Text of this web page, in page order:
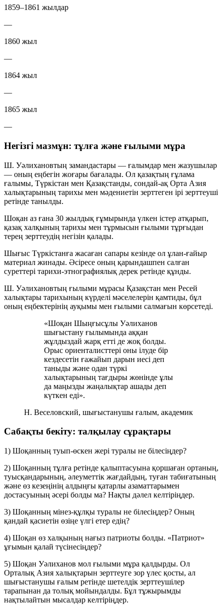
1859–1861 жылдар
—
1860 жыл
—
1864 жыл
—
1865 жыл
—
Негізгі мазмұн: тұлға және ғылыми мұра
Ш. Уәлихановтың замандастары — ғалымдар мен жазушылар
— оның еңбегін жоғары бағалады. Ол қазақтың ғұлама
ғалымы, Түркістан мен Қазақстанды, сондай-ақ Орта Азия
халықтарының тарихы мен мәдениетін зерттеген ірі зерттеуші
ретінде танылды.
Шоқан аз ғана 30 жылдық ғұмырында үлкен істер атқарып,
қазақ халқының тарихы мен тұрмысын ғылыми тұрғыдан
терең зерттеудің негізін қалады.
Шығыс Түркістанға жасаған сапары кезінде ол ұлан-ғайыр
материал жинады. Әсіресе оның қарындашпен салған
суреттері тарихи-этнографиялық дерек ретінде құнды.
Ш. Уәлихановтың ғылыми мұрасы Қазақстан мен Ресей
халықтары тарихының күрделі мәселелерін қамтиды, бұл
оның еңбектерінің ауқымы мен ғылыми салмағын көрсетеді.
«Шоқан Шыңғысұлы Уәлиханов
шығыстану ғылымында аққан
жұлдыздай жарқ етті де жоқ болды.
Орыс ориенталисттері оны ілуде бір
кездесетін ғажайып дарын иесі деп
таныды және одан түркі
халықтарының тағдыры жөнінде ұлы
да маңызды жаңалықтар ашады деп
күткен еді».
Н. Веселовский, шығыстанушы ғалым, академик
Сабақты бекіту: талқылау сұрақтары
1) Шоқанның туып-өскен жері туралы не білесіңдер?
2) Шоқанның тұлға ретінде қалыптасуына қоршаған ортаның,
туысқандарының, әлеуметтік жағдайдың, туған табиғатының
және өз кезеңінің алдыңғы қатарлы азаматтарымен
достасуының әсері болды ма? Нақты дәлел келтіріңдер.
3) Шоқанның мінез-құлқы туралы не білесіңдер? Оның
қандай қасиетін өзіңе үлгі етер едің?
4) Шоқан өз халқының нағыз патриоты болды. «Патриот»
ұғымын қалай түсінесіңдер?
5) Шоқан Уәлиханов мол ғылыми мұра қалдырды. Ол
Орталық Азия халықтарын зерттеуге зор үлес қосты, ал
шығыстанушы ғалым ретінде шетелдік зерттеушілер
тарапынан да толық мойындалды. Бұл тұжырымды
нақтылайтын мысалдар келтіріңдер.